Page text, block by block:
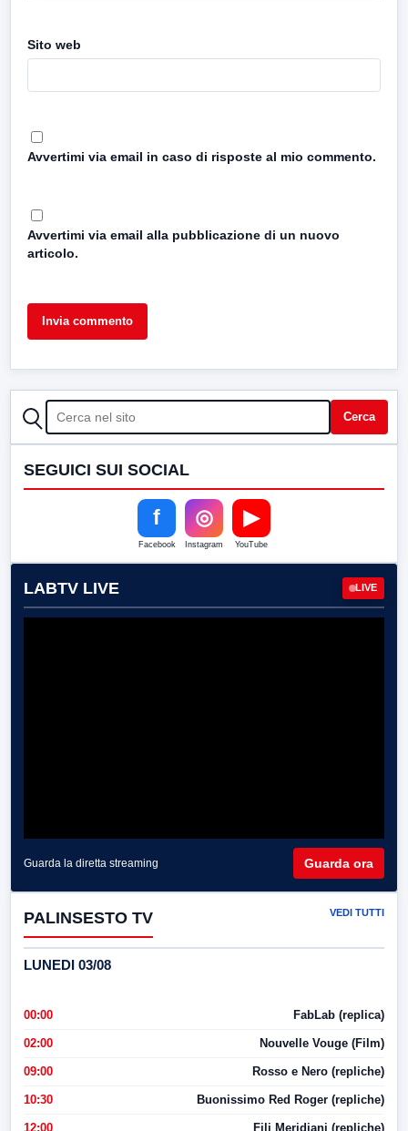
Sito web
Avvertimi via email in caso di risposte al mio commento.
Avvertimi via email alla pubblicazione di un nuovo
articolo.
CERCA Cerca
SEGUICI SUI SOCIAL
f
Facebook
◎
Instagram
▶
YouTube
LABTV LIVE LIVE
Guarda la diretta streaming Guarda ora
PALINSESTO TV VEDI TUTTI
LUNEDI 03/08
00:00 FabLab (replica)
02:00 Nouvelle Vouge (Film)
09:00 Rosso e Nero (repliche)
10:30 Buonissimo Red Roger (repliche)
12:00 Fili Meridiani (repliche)